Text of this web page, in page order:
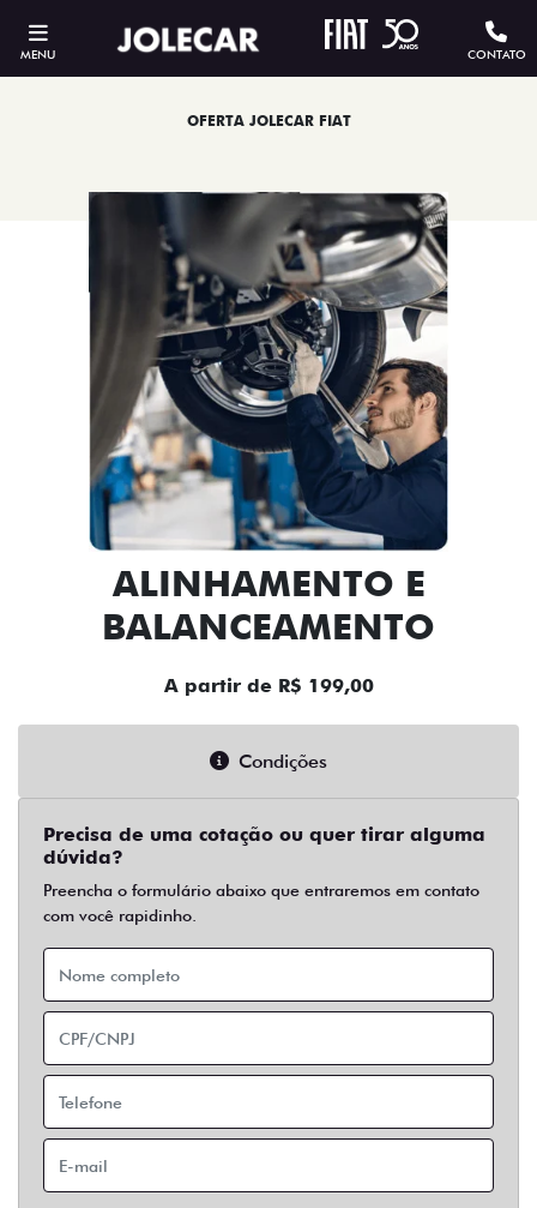
MENU CONTATO
OFERTA JOLECAR FIAT
ALINHAMENTO E
BALANCEAMENTO
A partir de R$ 199,00
Condições
Precisa de uma cotação ou quer tirar alguma
dúvida?
Preencha o formulário abaixo que entraremos em contato
com você rapidinho.